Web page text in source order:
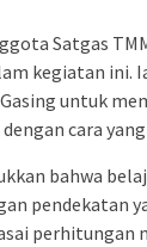
Satgas
kegiatan ini.
untuk
cara
bahwa
pendekatan
perhitungan